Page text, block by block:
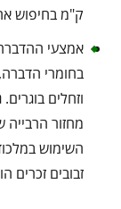
ק"מ בחיפוש
אמצעי ההדברה
בחומרי הדברה,
וזחלים
מחזור הרבייה
השימוש
זבובים זכרים